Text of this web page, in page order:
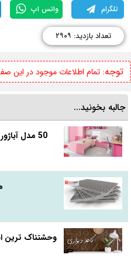
تلگرام واتس اپ
تعداد بازدید: ۲۹۰۹
توجه:تمام اطلاعات موجود در این
جالبه بخونید...
50 مدل آباژور اتاق خواب دخترانه جدید 2022
وحشتناک ترین